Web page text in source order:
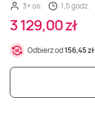
3+ os.
1,5 godz.
3 129,00 zł
Odbierz od156,45 zł